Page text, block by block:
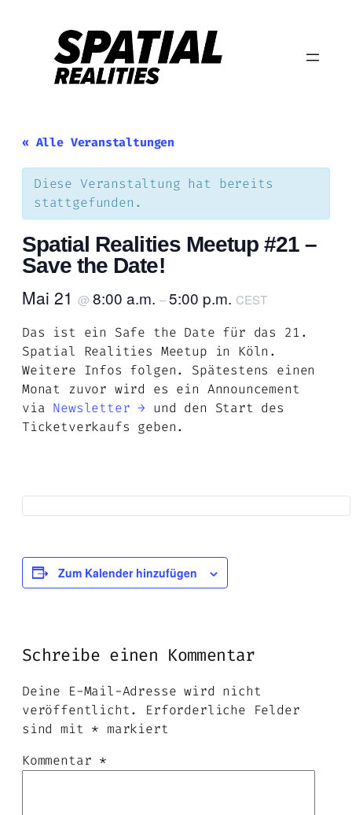
« Alle Veranstaltungen
Diese Veranstaltung hat bereits
stattgefunden.
Spatial Realities Meetup #21 –
Save the Date!
Mai 21 @ 8:00 a.m. –5:00 p.m. CEST
Das ist ein Safe the Date für das 21.
Spatial Realities Meetup in Köln.
Weitere Infos folgen. Spätestens einen
Monat zuvor wird es ein Announcement
via Newsletter → und den Start des
Ticketverkaufs geben.
Zum Kalender hinzufügen
Schreibe einen Kommentar
Deine E-Mail-Adresse wird nicht
veröffentlicht.
Erforderliche Felder
sind mit * markiert
Kommentar *